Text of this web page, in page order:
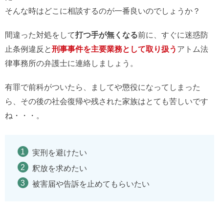
そんな時はどこに相談するのが一番良いのでしょうか？
間違った対処をして打つ手が無くなる前に、すぐに迷惑防
止条例違反と刑事事件を主要業務として取り扱う アトム法
律事務所の弁護士に連絡しましょう。
有罪で前科がついたら、ましてや懲役になってしまった
ら、その後の社会復帰や残された家族はとても苦しいです
ね・・・。
実刑を避けたい
釈放を求めたい
被害届や告訴を止めてもらいたい